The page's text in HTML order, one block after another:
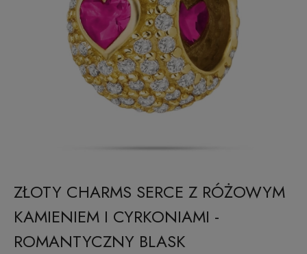
ZŁOTY CHARMS SERCE Z RÓŻOWYM
KAMIENIEM I CYRKONIAMI -
ROMANTYCZNY BLASK